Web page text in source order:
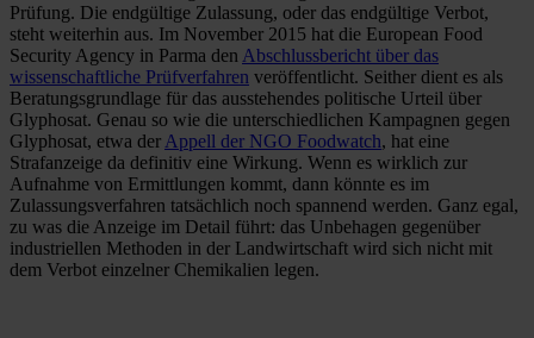
Prüfung. Die endgültige Zulassung, oder das endgültige Verbot,
steht weiterhin aus. Im November 2015 hat die European Food
Security Agency in Parma den Abschlussbericht über das
wissenschaftliche Prüfverfahren veröffentlicht. Seither dient es als
Beratungsgrundlage für das ausstehendes politische Urteil über
Glyphosat. Genau so wie die unterschiedlichen Kampagnen gegen
Glyphosat, etwa der Appell der NGO Foodwatch, hat eine
Strafanzeige da definitiv eine Wirkung. Wenn es wirklich zur
Aufnahme von Ermittlungen kommt, dann könnte es im
Zulassungsverfahren tatsächlich noch spannend werden. Ganz egal,
zu was die Anzeige im Detail führt: das Unbehagen gegenüber
industriellen Methoden in der Landwirtschaft wird sich nicht mit
dem Verbot einzelner Chemikalien legen.